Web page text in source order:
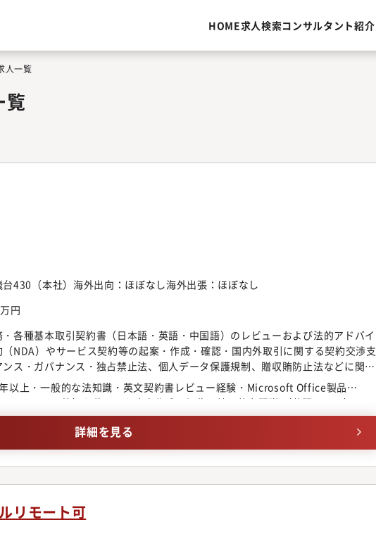
HOME求人検索コンサルタント紹介
人一覧
覧
430（本社）海外出向：ほぼなし海外出張：ほぼなし
万円
各種基本取引契約書（日本語・英語・中国語）のレビューおよび法的アドバイ
NDA）やサービス契約等の起案・作成・確認・国内外取引に関する契約交渉支
ス・ガバナンス・独占禁止法、個人データ保護規制、贈収賄防止法などに関す
施・グローバルコンプライアンス体制の構築・運営■海外事業支援・海外製造・
支援・海外子会社の法務・コンプライアンス体制構築支援■法的課題・紛争対
事業課題に対するリーガルサポート・法的紛争の管理・重要案件に関する法的
ロジェクトへの法務支援契約法務を中心に、企業法務全般を幅広く経験できるポ
以上・一般的な法知識・英文契約書レビュー経験・Microsoft Office製品
PowerPoint等）を使用した文書作成・編集・校正能力語学 （英語レベル）
目安・英文契約書のレビュー・作成経験歓迎・英文メール対応が可能なレベ
力は必須ではありません・英語に抵抗がないことが重要です海外売上比率90％
％というグローバル企業ならではの環境で、国際案件に携わる機会がありま
詳細を見る
リモート可